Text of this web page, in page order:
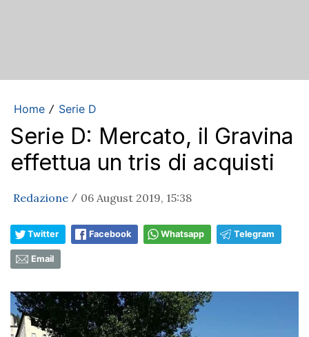
Home / Serie D
Serie D: Mercato, il Gravina
effettua un tris di acquisti
Redazione / 06 August 2019, 15:38
Twitter Facebook Whatsapp Telegram
Email